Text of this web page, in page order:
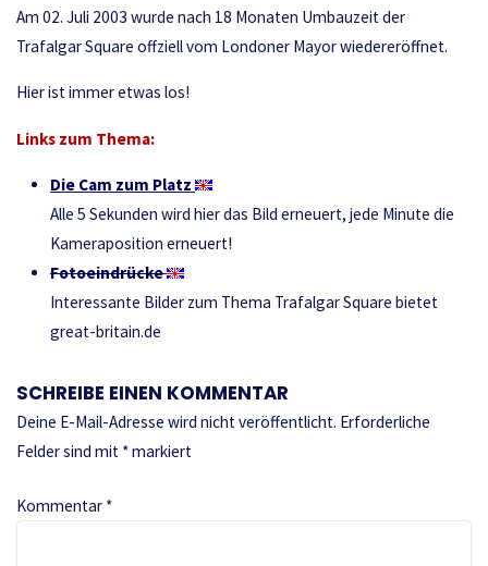
Am 02. Juli 2003 wurde nach 18 Monaten Umbauzeit der
Trafalgar Square offziell vom Londoner Mayor wiedereröffnet.
Hier ist immer etwas los!
Links zum Thema:
Die Cam zum Platz
Alle 5 Sekunden wird hier das Bild erneuert, jede Minute die
Kameraposition erneuert!
Fotoeindrücke
Interessante Bilder zum Thema Trafalgar Square bietet
great-britain.de
SCHREIBE EINEN KOMMENTAR
Deine E-Mail-Adresse wird nicht veröffentlicht. Erforderliche
Felder sind mit *markiert
Kommentar *